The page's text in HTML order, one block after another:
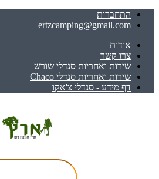
התחברות
ertzcamping@gmail.com
אודות
צרו קשר
שירות ואחריות סנדלי שורש
שירות ואחריות סנדלי Chaco
דף מידע - סנדלי צ'אקו